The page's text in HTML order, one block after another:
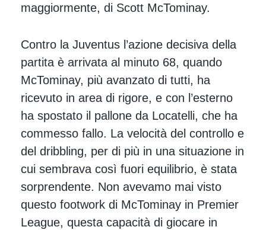
maggiormente, di Scott McTominay.
Contro la Juventus l’azione decisiva della
partita è arrivata al minuto 68, quando
McTominay, più avanzato di tutti, ha
ricevuto in area di rigore, e con l’esterno
ha spostato il pallone da Locatelli, che ha
commesso fallo. La velocità del controllo e
del dribbling, per di più in una situazione in
cui sembrava così fuori equilibrio, è stata
sorprendente. Non avevamo mai visto
questo footwork di McTominay in Premier
League, questa capacità di giocare in